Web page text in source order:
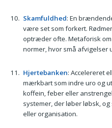
Skamfuldhed: En
være set som forkert.
optræder ofte. Metaforisk
normer, hvor små afvigelser
Hjertebanken: Accelereret
mærkbart som indre uro og
koffein, feber eller
systemer, der løber løbsk,
eller organisation.